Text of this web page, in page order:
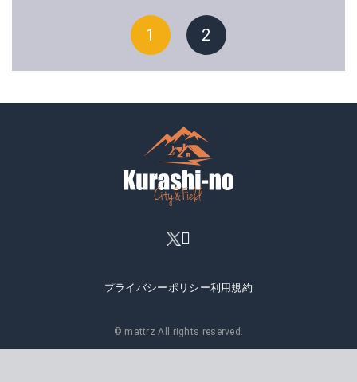
1 2
プライバシーポリシー利用規約
© mattrz All rights reserved.